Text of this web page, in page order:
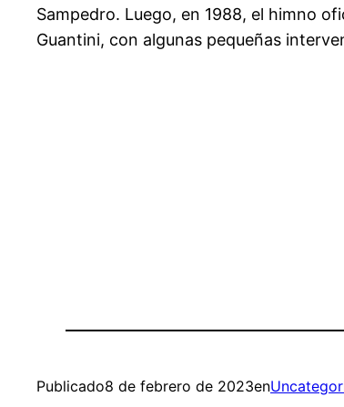
Sampedro. Luego, en 1988, el himno
Guantini, con algunas pequeñas
Publicado8 de febrero de 2023en